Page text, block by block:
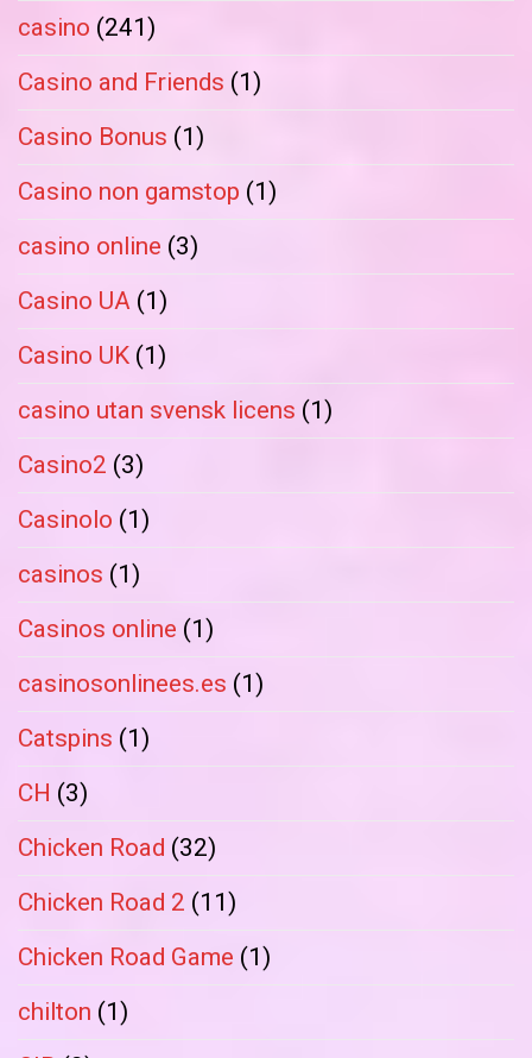
casino (241)
Casino and Friends (1)
Casino Bonus (1)
Casino non gamstop (1)
casino online (3)
Casino UA (1)
Casino UK (1)
casino utan svensk licens (1)
Casino2 (3)
Casinolo (1)
casinos (1)
Casinos online (1)
casinosonlinees.es (1)
Catspins (1)
CH (3)
Chicken Road (32)
Chicken Road 2 (11)
Chicken Road Game (1)
chilton (1)